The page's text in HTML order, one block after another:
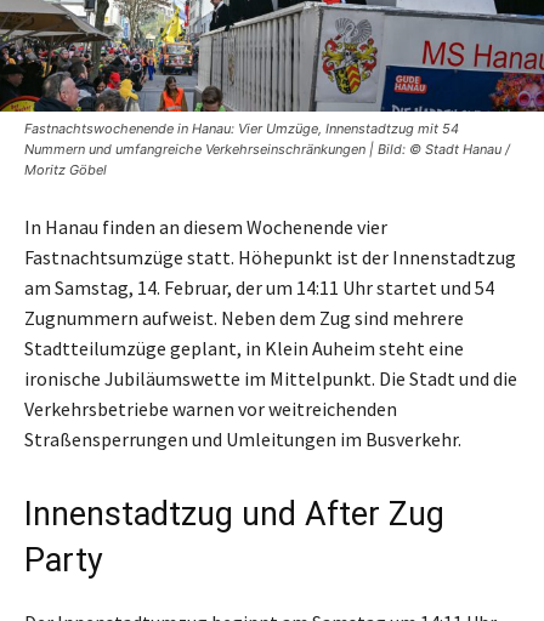
Fastnachtswochenende in Hanau: Vier Umzüge, Innenstadtzug mit 54
Nummern und umfangreiche Verkehrseinschränkungen | Bild: © Stadt Hanau /
Moritz Göbel
In Hanau finden an diesem Wochenende vier
Fastnachtsumzüge statt. Höhepunkt ist der Innenstadtzug
am Samstag, 14. Februar, der um 14:11 Uhr startet und 54
Zugnummern aufweist. Neben dem Zug sind mehrere
Stadtteilumzüge geplant, in Klein Auheim steht eine
ironische Jubiläumswette im Mittelpunkt. Die Stadt und die
Verkehrsbetriebe warnen vor weitreichenden
Straßensperrungen und Umleitungen im Busverkehr.
Innenstadtzug und After Zug
Party